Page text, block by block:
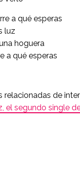
a qué esperas
luz
hoguera
a qué esperas
relacionadas de
el segundo single